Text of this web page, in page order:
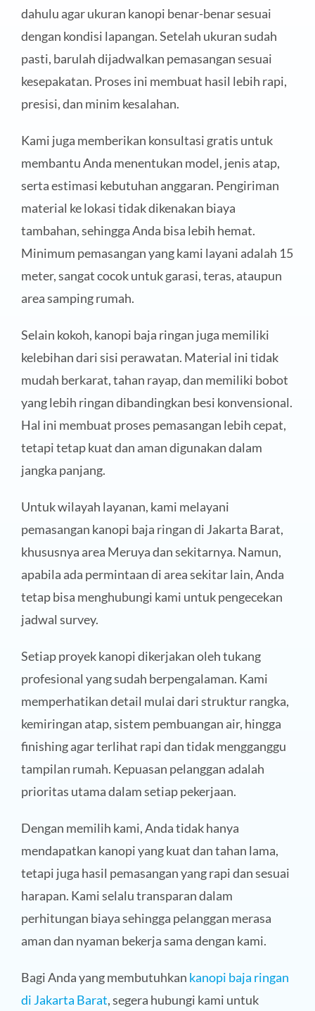
dahulu agar ukuran kanopi benar-benar sesuai
dengan kondisi lapangan. Setelah ukuran sudah
pasti, barulah dijadwalkan pemasangan sesuai
kesepakatan. Proses ini membuat hasil lebih rapi,
presisi, dan minim kesalahan.
Kami juga memberikan konsultasi gratis untuk
membantu Anda menentukan model, jenis atap,
serta estimasi kebutuhan anggaran. Pengiriman
material ke lokasi tidak dikenakan biaya
tambahan, sehingga Anda bisa lebih hemat.
Minimum pemasangan yang kami layani adalah 15
meter, sangat cocok untuk garasi, teras, ataupun
area samping rumah.
Selain kokoh, kanopi baja ringan juga memiliki
kelebihan dari sisi perawatan. Material ini tidak
mudah berkarat, tahan rayap, dan memiliki bobot
yang lebih ringan dibandingkan besi konvensional.
Hal ini membuat proses pemasangan lebih cepat,
tetapi tetap kuat dan aman digunakan dalam
jangka panjang.
Untuk wilayah layanan, kami melayani
pemasangan kanopi baja ringan di Jakarta Barat,
khususnya area Meruya dan sekitarnya. Namun,
apabila ada permintaan di area sekitar lain, Anda
tetap bisa menghubungi kami untuk pengecekan
jadwal survey.
Setiap proyek kanopi dikerjakan oleh tukang
profesional yang sudah berpengalaman. Kami
memperhatikan detail mulai dari struktur rangka,
kemiringan atap, sistem pembuangan air, hingga
finishing agar terlihat rapi dan tidak mengganggu
tampilan rumah. Kepuasan pelanggan adalah
prioritas utama dalam setiap pekerjaan.
Dengan memilih kami, Anda tidak hanya
mendapatkan kanopi yang kuat dan tahan lama,
tetapi juga hasil pemasangan yang rapi dan sesuai
harapan. Kami selalu transparan dalam
perhitungan biaya sehingga pelanggan merasa
aman dan nyaman bekerja sama dengan kami.
Bagi Anda yang membutuhkan kanopi baja ringan
di Jakarta Barat, segera hubungi kami untuk